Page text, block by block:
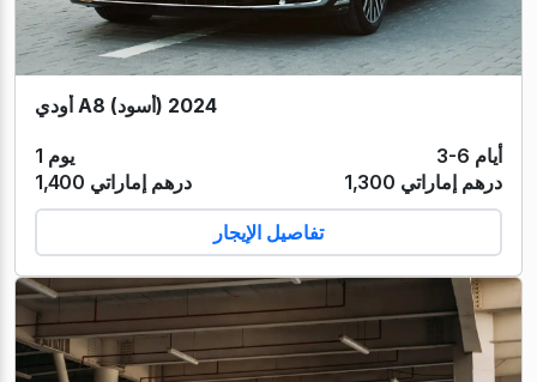
أودي A8 (أسود) 2024
1 يوم
3-6 أيام
1,400 درهم إماراتي
1,300 درهم إماراتي
تفاصيل الإيجار